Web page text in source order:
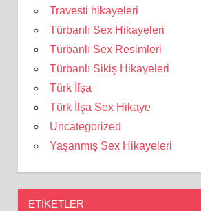
Travesti hikayeleri
Türbanlı Sex Hikayeleri
Türbanlı Sex Resimleri
Türbanlı Sikiş Hikayeleri
Türk İfşa
Türk İfşa Sex Hikaye
Uncategorized
Yaşanmış Sex Hikayeleri
ETIKETLER